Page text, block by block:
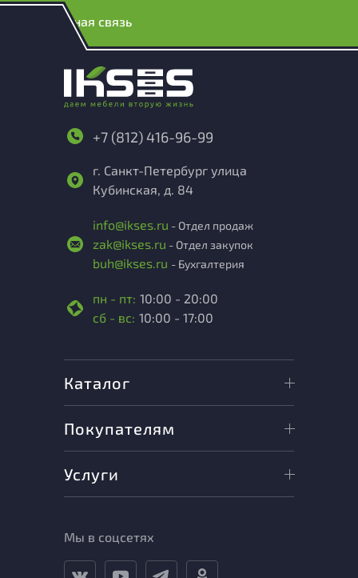
Обратная связь
+7 (812) 416-96-99
г. Санкт-Петербург улица
Кубинская, д. 84
info@ikses.ru - Отдел продаж
zak@ikses.ru - Отдел закупок
buh@ikses.ru - Бухгалтерия
пн - пт: 10:00 - 20:00
сб - вс: 10:00 - 17:00
Каталог
Покупателям
Услуги
Мы в соцсетях